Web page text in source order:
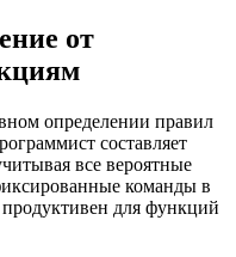
от
определении правил
составляет
все вероятные
команды в
для функций